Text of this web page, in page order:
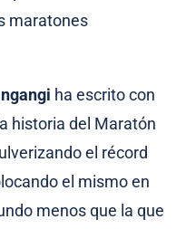
maratones
ha escrito con
historia del Maratón
el récord
el mismo en
menos que la que